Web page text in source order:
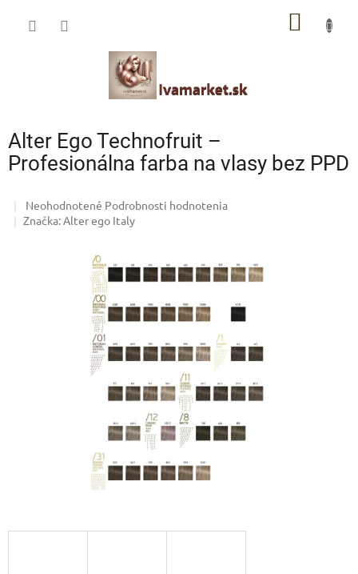
Alter Ego Technofruit –
Profesionálna farba na vlasy bez PPD
Priemerné
hodnotenie
Neohodnotené Podrobnosti hodnotenia
Značka:Alter ego Italy
IVAMARKET poradca